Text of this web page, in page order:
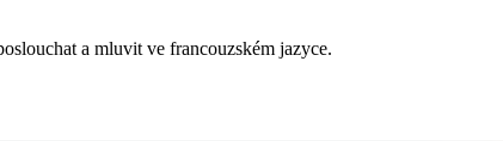
a mluvit ve francouzském jazyce.